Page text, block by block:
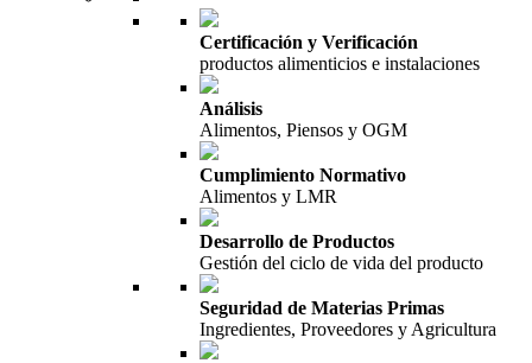
Certificación y Verificación
productos alimenticios e instalaciones
Análisis
Alimentos, Piensos y OGM
Cumplimiento Normativo
Alimentos y LMR
Desarrollo de Productos
Gestión del ciclo de vida del producto
Seguridad de Materias Primas
Ingredientes, Proveedores y Agricultura